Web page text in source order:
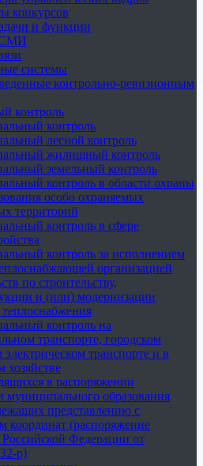
конкурсов
и функции
СМИ
системы
контрольно-ревизионным
контроль
контроль
лесной контроль
жилищный контроль
земельный контроль
контроль в области охраны
особо охраняемых
территорий
контроль в сфере
контроль за исполнением
организацией
по строительству,
и (или) модернизации
теплоснабжения
контроль на
транспорте, городском
транспорте и в
хозяйстве
в распоряжении
муниципального образования
представлению с
координат (распоряжение
Российской Федерации от
р)